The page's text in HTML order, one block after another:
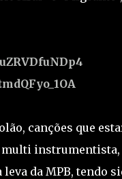
canções que
da MPB, tendo